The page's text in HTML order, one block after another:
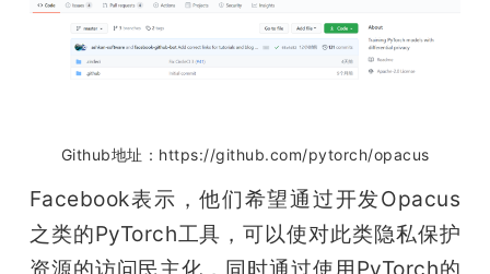
Github地址：https://github.com/pytorch/opacus
Facebook表示，他们希望通过开发Opacus
之类的PyTorch工具，可以使对此类隐私保护
资源的访问民主化，同时通过使用PyTorch的